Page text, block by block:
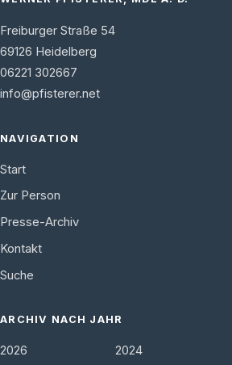
Freiburger Straße 54
69126 Heidelberg
06221 302667
info@pfisterer.net
NAVIGATION
Start
Zur Person
Presse-Archiv
Kontakt
Suche
ARCHIV NACH JAHR
2026 2024